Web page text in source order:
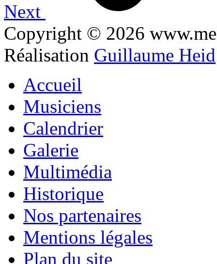
Next
Copyright © 2026
Réalisation Guillaume Heid
Accueil
Musiciens
Calendrier
Galerie
Multimédia
Historique
Nos partenaires
Mentions légales
Plan du site